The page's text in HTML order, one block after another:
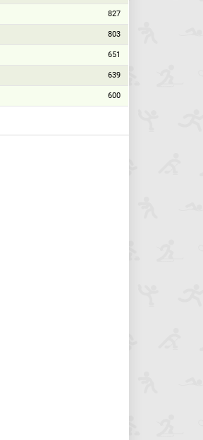
827
803
651
639
600